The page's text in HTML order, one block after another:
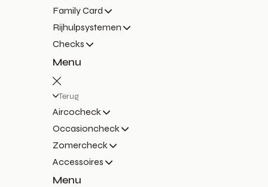
Family Card
Rijhulpsystemen
Checks
Menu
Terug
Aircocheck
Occasioncheck
Zomercheck
Accessoires
Menu